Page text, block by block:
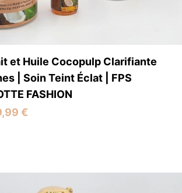
et Huile Cocopulp Clarifiante
| Soin Teint Éclat | FPS
FASHION
€